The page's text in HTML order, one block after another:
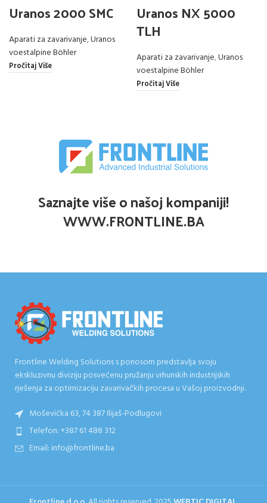
Uranos 2000 SMC
Aparati za zavarivanje,Uranos
voestalpine Böhler
Pročitaj Više
Uranos NX 5000
TLH
Aparati za zavarivanje,Uranos
voestalpine Böhler
Pročitaj Više
Saznajte više o našoj kompaniji!
WWW.FRONTLINE.BA
Frontline Welding Solutions s ponosom predstavlja svoju
ekskluzivnu diviziju posvećenu pružanju vrhunskih industrijskih
rješenja za optimizaciju zavarivačkih procesa u Vašoj proizvodnji.
Moševićka 63, 74 387 Ilijaš-Podlugovi
Telefon: +387 61 488 312
Email: info@frontline.ba